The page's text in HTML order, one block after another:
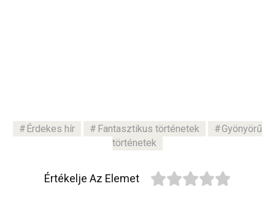
Érdekes hír Fantasztikus történetek
Gyönyörű
történetek
Értékelje Az Elemet